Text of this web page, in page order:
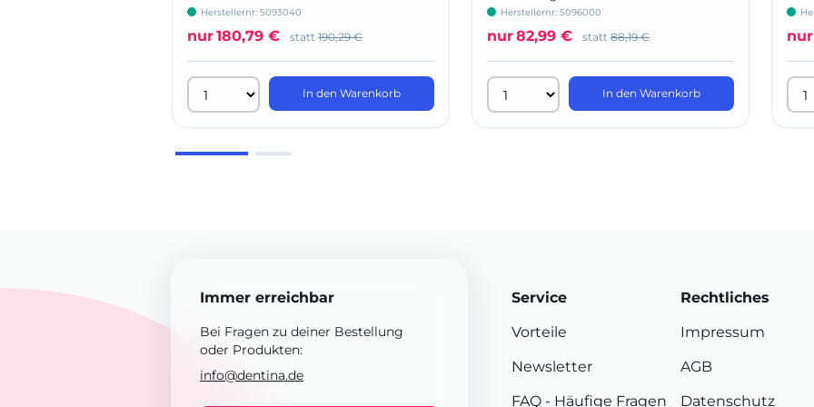
Herstellernr: 5093040
nur180,79 € statt 190,29 €
In den Warenkorb
Herstellernr: 5096000
nur82,99 € statt 88,19 €
In den Warenkorb
nur
Immer erreichbar
Bei Fragen zu deiner Bestellung
oder Produkten:
info@dentina.de
Service
Vorteile
Newsletter
FAQ - Häufige Fragen
Rechtliches
Impressum
AGB
Datenschutz